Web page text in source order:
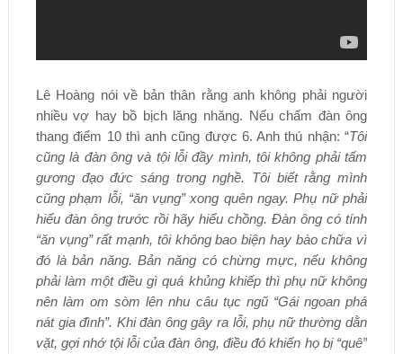
Lê Hoàng nói về bản thân rằng anh không phải người
nhiều vợ hay bồ bịch lăng nhăng. Nếu chấm đàn ông
thang điểm 10 thì anh cũng được 6. Anh thú nhận: “Tôi
cũng là đàn ông và tội lỗi đầy mình, tôi không phải tấm
gương đạo đức sáng trong nghề. Tôi biết rằng mình
cũng phạm lỗi, “ăn vụng” xong quên ngay. Phụ nữ phải
hiểu đàn ông trước rồi hãy hiểu chồng. Đàn ông có tính
“ăn vụng” rất mạnh, tôi không bao biện hay bào chữa vì
đó là bản năng. Bản năng có chừng mực, nếu không
phải làm một điều gì quá khủng khiếp thì phụ nữ không
nên làm om sòm lên nhu câu tục ngũ “Gái ngoan phá
nát gia đình”. Khi đàn ông gây ra lỗi, phụ nữ thường dằn
vặt, gợi nhớ tội lỗi của đàn ông, điều đó khiến họ bị “quê”